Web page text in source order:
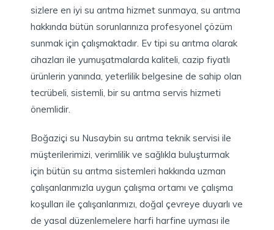
sizlere en iyi su arıtma hizmet sunmaya, su arıtma
hakkında bütün sorunlarınıza profesyonel çözüm
sunmak için çalışmaktadır. Ev tipi su arıtma olarak
cihazları ile yumuşatmalarda kaliteli, cazip fiyatlı
ürünlerin yanında, yeterlilik belgesine de sahip olan
tecrübeli, sistemli, bir su arıtma servis hizmeti
önemlidir.
Boğaziçi su Nusaybin su arıtma teknik servisi ile
müşterilerimizi, verimlilik ve sağlıkla buluşturmak
için bütün su arıtma sistemleri hakkında uzman
çalışanlarımızla uygun çalışma ortamı ve çalışma
koşulları ile çalışanlarımızı, doğal çevreye duyarlı ve
de yasal düzenlemelere harfi harfine uyması ile